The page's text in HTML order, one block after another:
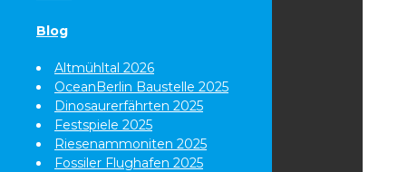
Blog
Altmühltal 2026
OceanBerlin Baustelle 2025
Dinosaurerfährten 2025
Festspiele 2025
Riesenammoniten 2025
Fossiler Flughafen 2025